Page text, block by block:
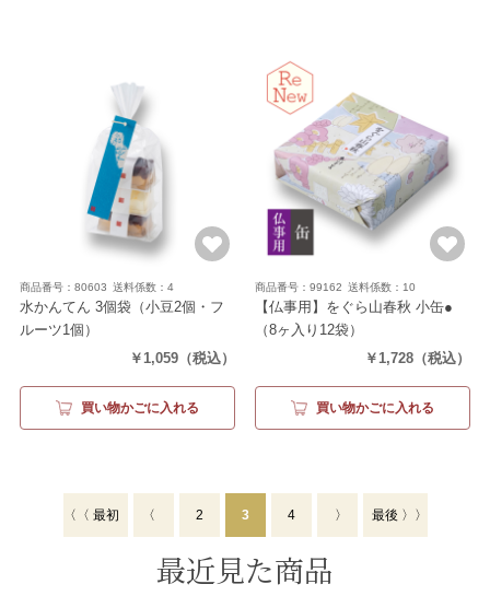
商品番号：80603 送料係数：4
水かんてん 3個袋（小豆2個・フ
ルーツ1個）
￥1,059 （税込）
買い物かごに入れる
商品番号：99162 送料係数：10
【仏事用】をぐら山春秋 小缶●
（8ヶ入り12袋）
￥1,728 （税込）
買い物かごに入れる
〈〈 最初 〈 2 3 4 〉 最後 〉〉
最近見た商品